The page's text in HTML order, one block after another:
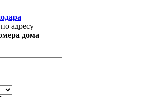
содержанию
адресу
дома